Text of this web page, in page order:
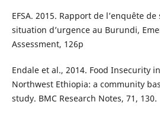
EFSA. 2015. Rapport de l’enquête
situation d’urgence au Burundi,
Assessment, 126p
Endale et al., 2014. Food Insecurity
Northwest Ethiopia: a community
study. BMC Research Notes, 71, 130.